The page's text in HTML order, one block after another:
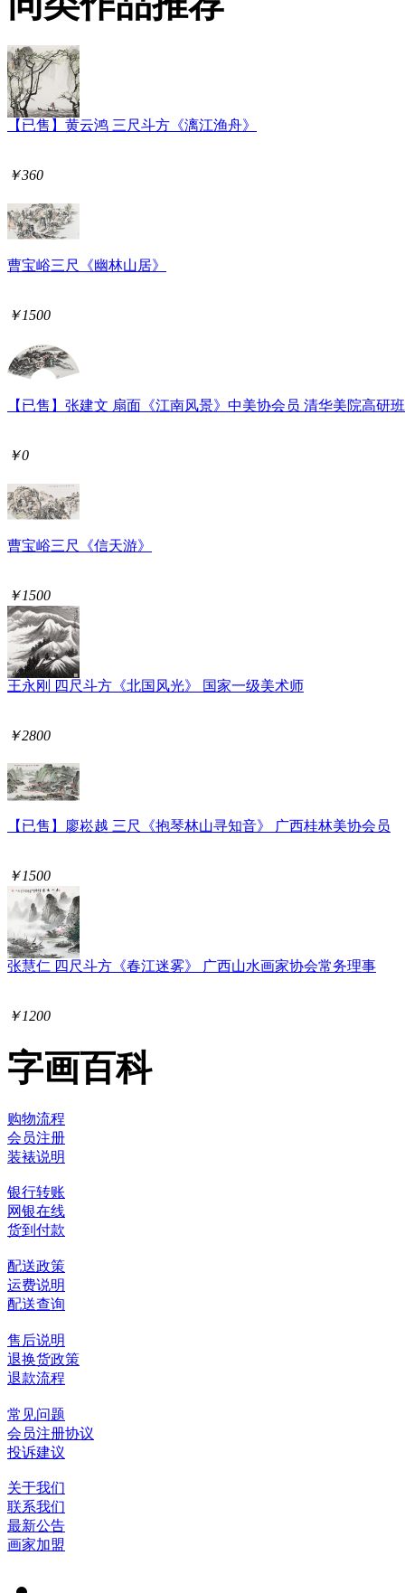
【已售】黄云鸿 三尺斗方《漓江渔舟》
￥360
曹宝峪三尺《幽林山居》
￥1500
【已售】张建文 扇面《江南风景》中美协会员 清华美院高研
￥0
曹宝峪三尺《信天游》
￥1500
王永刚 四尺斗方《北国风光》 国家一级美术师
￥2800
【已售】廖崧越 三尺《抱琴林山寻知音》 广西桂林美协会员
￥1500
张慧仁 四尺斗方《春江迷雾》 广西山水画家协会常务理事
￥1200
字画百科
购物流程
会员注册
装裱说明
银行转账
网银在线
货到付款
配送政策
运费说明
配送查询
售后说明
退换货政策
退款流程
常见问题
会员注册协议
投诉建议
关于我们
联系我们
最新公告
画家加盟